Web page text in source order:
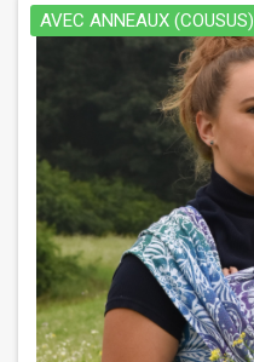
AVEC ANNEAUX (COUSUS)